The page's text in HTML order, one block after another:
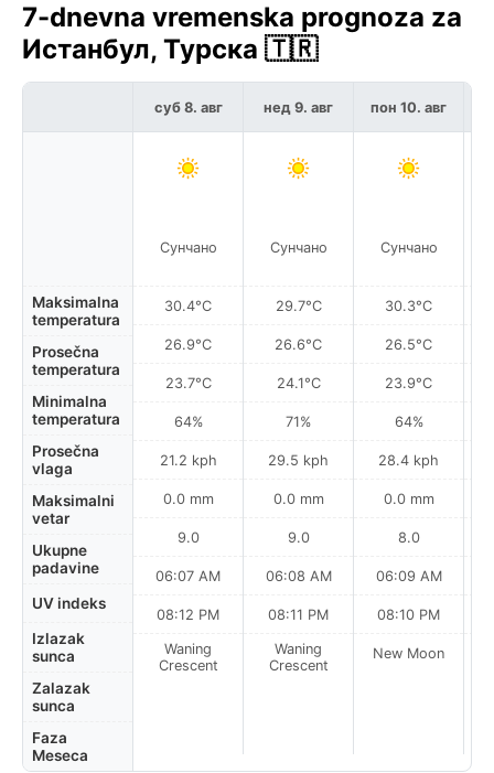
7-dnevna vremenska prognoza za
Истанбул, Турска 🇹🇷
Maksimalna
temperatura
Prosečna
temperatura
Minimalna
temperatura
Prosečna
vlaga
Maksimalni
vetar
Ukupne
padavine
UV indeks
Izlazak
sunca
Zalazak
sunca
Faza
Meseca
суб 8. авг
Сунчано
30.4°C
26.9°C
23.7°C
64%
21.2 kph
0.0 mm
9.0
06:07 AM
08:12 PM
Waning
Crescent
нед 9. авг
Сунчано
29.7°C
26.6°C
24.1°C
71%
29.5 kph
0.0 mm
9.0
06:08 AM
08:11 PM
Waning
Crescent
пон 10. авг
Сунчано
30.3°C
26.5°C
23.9°C
64%
28.4 kph
0.0 mm
8.0
06:09 AM
08:10 PM
New Moon